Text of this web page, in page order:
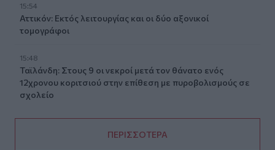
15:54
Αττικόν: Εκτός λειτουργίας και οι δύο αξονικοί
τομογράφοι
15:48
Ταϊλάνδη: Στους 9 οι νεκροί μετά τον θάνατο ενός
12χρονου κοριτσιού στην επίθεση με πυροβολισμούς σε
σχολείο
ΠΕΡΙΣΣΟΤΕΡΑ